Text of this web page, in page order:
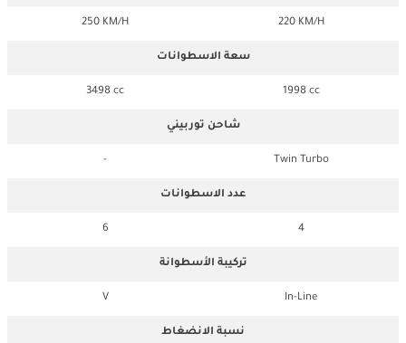
220 KM/H
250 KM/H
سعة الاسطوانات
1998 cc
3498 cc
شاحن توربيني
Twin Turbo
-
عدد الاسطوانات
4
6
تركيبة الأسطوانة
In-Line
V
نسبة الانضغاط